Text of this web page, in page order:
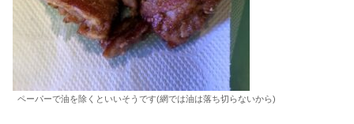
ペーパーで油を除くといいそうです(網では油は落ち切らないから)